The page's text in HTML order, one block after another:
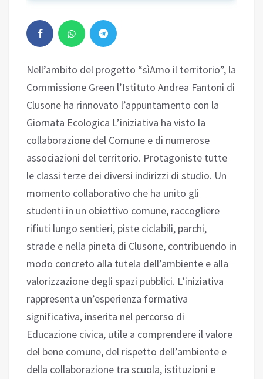
Nell’ambito del progetto “sìAmo il territorio”, la
Commissione Green l’Istituto Andrea Fantoni di
Clusone ha rinnovato l’appuntamento con la
Giornata Ecologica L’iniziativa ha visto la
collaborazione del Comune e di numerose
associazioni del territorio. Protagoniste tutte
le classi terze dei diversi indirizzi di studio. Un
momento collaborativo che ha unito gli
studenti in un obiettivo comune, raccogliere
rifiuti lungo sentieri, piste ciclabili, parchi,
strade e nella pineta di Clusone, contribuendo in
modo concreto alla tutela dell’ambiente e alla
valorizzazione degli spazi pubblici. L’iniziativa
rappresenta un’esperienza formativa
significativa, inserita nel percorso di
Educazione civica, utile a comprendere il valore
del bene comune, del rispetto dell’ambiente e
della collaborazione tra scuola, istituzioni e